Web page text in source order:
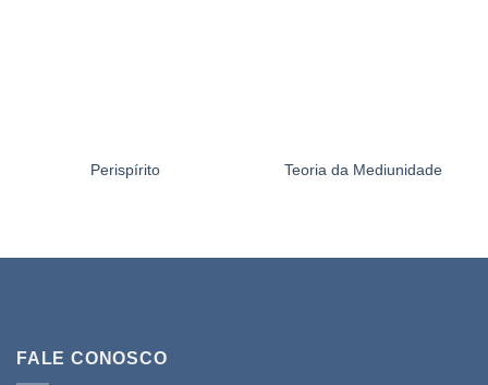
Perispírito Teoria da Mediunidade
FALE CONOSCO